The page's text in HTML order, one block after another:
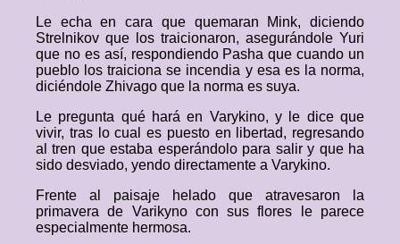
Le echa en cara que quemaran Mink, diciendo
Strelnikov que los traicionaron, asegurándole Yuri
que no es así, respondiendo Pasha que cuando un
pueblo los traiciona se incendia y esa es la norma,
diciéndole Zhivago que la norma es suya.
Le pregunta qué hará en Varykino, y le dice que
vivir, tras lo cual es puesto en libertad, regresando
al tren que estaba esperándolo para salir y que ha
sido desviado, yendo directamente a Varykino.
Frente al paisaje helado que atravesaron la
primavera de Varikyno con sus flores le parece
especialmente hermosa.